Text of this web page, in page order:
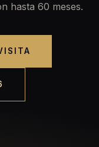
hasta 60 meses.